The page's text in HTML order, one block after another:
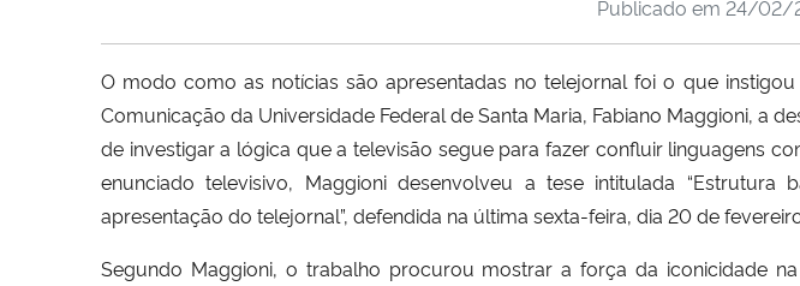
Publicado em 24/02/
O modo como as notícias são apresentadas no telejornal foi o que
Comunicação da Universidade Federal de Santa Maria, Fabiano Maggioni, a
de investigar a lógica que a televisão segue para fazer confluir linguagens
enunciado televisivo, Maggioni desenvolveu a tese intitulada
apresentação do telejornal”, defendida na última sexta-feira, dia 20 de
Segundo Maggioni, o trabalho procurou mostrar a força da iconicidade